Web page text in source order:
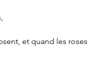
et quand les roses